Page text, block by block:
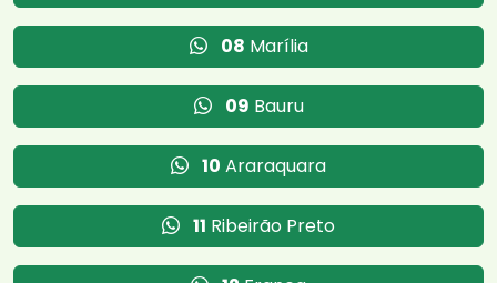
08 Marília
09 Bauru
10 Araraquara
11 Ribeirão Preto